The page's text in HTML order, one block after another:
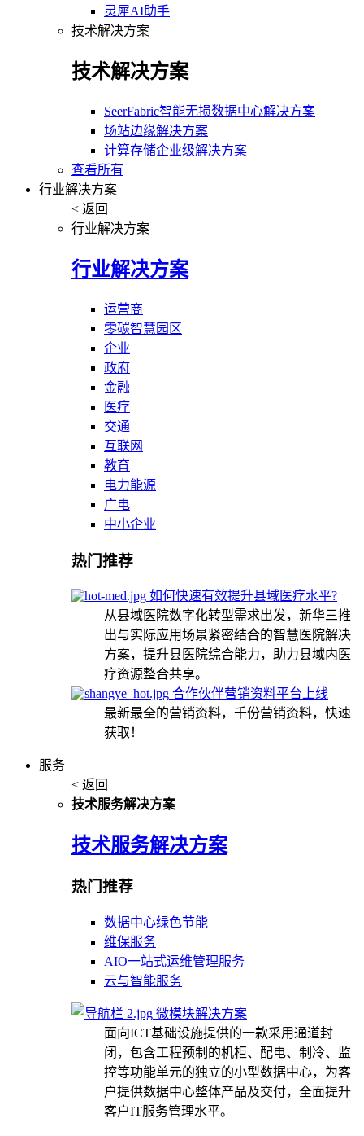
灵犀AI助手
技术解决方案
技术解决方案
SeerFabric智能无损数据中心解决方案
场站边缘解决方案
计算存储企业级解决方案
查看所有
行业解决方案
< 返回
行业解决方案
行业解决方案
运营商
零碳智慧园区
企业
政府
金融
医疗
交通
互联网
教育
电力能源
广电
中小企业
热门推荐
如何快速有效提升县域医疗水平?
从县域医院数字化转型需求出发，新华三推
出与实际应用场景紧密结合的智慧医院解决
方案，提升县医院综合能力，助力县域内医
疗资源整合共享。
合作伙伴营销资料平台上线
最新最全的营销资料，千份营销资料，快速
获取！
服务
< 返回
技术服务解决方案
技术服务解决方案
热门推荐
数据中心绿色节能
维保服务
AIO一站式运维管理服务
云与智能服务
微模块解决方案
面向ICT基础设施提供的一款采用通道封
闭，包含工程预制的机柜、配电、制冷、监
控等功能单元的独立的小型数据中心，为客
户提供数据中心整体产品及交付，全面提升
客户IT服务管理水平。